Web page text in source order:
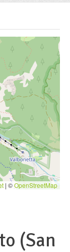
| ©OpenStreetMap
(San